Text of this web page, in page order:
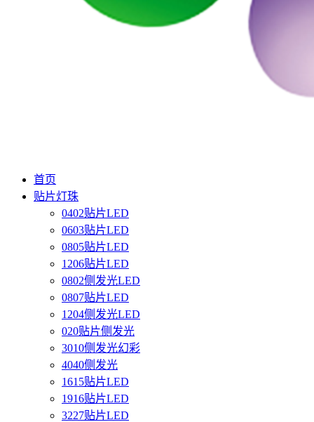
首页
贴片灯珠
0402贴片LED
0603贴片LED
0805贴片LED
1206贴片LED
0802侧发光LED
0807贴片LED
1204侧发光LED
020贴片侧发光
3010侧发光幻彩
4040侧发光
1615贴片LED
1916贴片LED
3227贴片LED